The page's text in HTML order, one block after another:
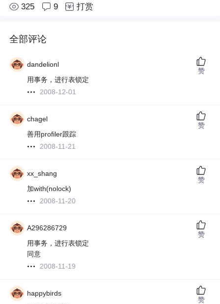
325 9 打赏
全部评论
dandelionl
用事务，进行表锁定
2008-12-01
赞
chagel
善用profiler跟踪
2008-11-21
赞
xx_shang
加with(nolock)
2008-11-20
赞
A296286729
用事务，进行表锁定
同意
2008-11-19
赞
happybirds
赞